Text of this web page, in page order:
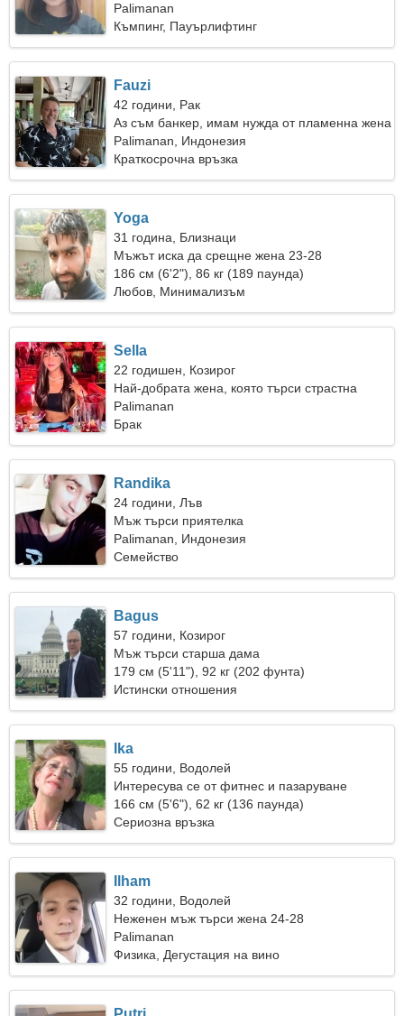
Palimanan
Къмпинг, Пауърлифтинг
Fauzi
42 години, Рак
Аз съм банкер, имам нужда от пламенна жена
Palimanan, Индонезия
Краткосрочна връзка
Yoga
31 година, Близнаци
Мъжът иска да срещне жена 23-28
186 см (6'2"), 86 кг (189 паунда)
Любов, Минимализъм
Sella
22 годишен, Козирог
Най-добрата жена, която търси страстна
връзка
Palimanan
Брак
Randika
24 години, Лъв
Мъж търси приятелка
Palimanan, Индонезия
Семейство
Bagus
57 години, Козирог
Мъж търси старша дама
179 см (5'11"), 92 кг (202 фунта)
Истински отношения
Ika
55 години, Водолей
Интересува се от фитнес и пазаруване
166 см (5'6"), 62 кг (136 паунда)
Сериозна връзка
Ilham
32 години, Водолей
Неженен мъж търси жена 24-28
Palimanan
Физика, Дегустация на вино